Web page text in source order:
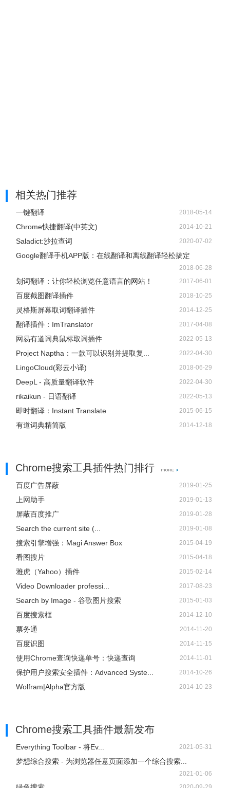
相关热门推荐
一键翻译 2018-05-14
Chrome快捷翻译(中英文) 2014-10-21
Saladict:沙拉查词 2020-07-02
Google翻译手机APP版：在线翻译和离线翻译轻松搞定
2018-06-28
划词翻译：让你轻松浏览任意语言的网站！ 2017-06-01
百度截图翻译插件 2018-10-25
灵格斯屏幕取词翻译插件 2014-12-25
翻译插件：ImTranslator 2017-04-08
网易有道词典鼠标取词插件 2022-05-13
Project Naptha：一款可以识别并提取复... 2022-04-30
LingoCloud(彩云小译) 2018-06-29
DeepL - 高质量翻译软件 2022-04-30
rikaikun - 日语翻译 2022-05-13
即时翻译：Instant Translate 2015-06-15
有道词典精简版 2014-12-18
Chrome搜索工具插件热门排行
百度广告屏蔽 2019-01-25
上网助手 2019-01-13
屏蔽百度推广 2019-01-28
Search the current site (... 2019-01-08
搜索引擎增强：Magi Answer Box 2015-04-19
看图搜片 2015-04-18
雅虎（Yahoo）插件 2015-02-14
Video Downloader professi... 2017-08-23
Search by Image - 谷歌图片搜索 2015-01-03
百度搜索框 2014-12-10
票务通 2014-11-20
百度识图 2014-11-15
使用Chrome查询快递单号：快递查询 2014-11-01
保护用户搜索安全插件：Advanced Syste... 2014-10-26
Wolfram|Alpha官方版 2014-10-23
Chrome搜索工具插件最新发布
Everything Toolbar - 将Ev... 2021-05-31
梦想综合搜索 - 为浏览器任意页面添加一个综合搜索...
2021-01-06